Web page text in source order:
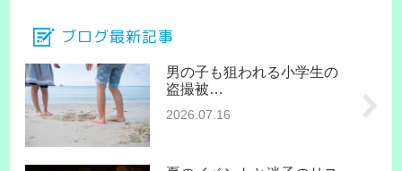
ブログ最新記事
男の子も狙われる小学生の
盗撮被…
2026.07.16